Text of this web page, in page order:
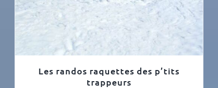
Les randos raquettes des p’tits
trappeurs